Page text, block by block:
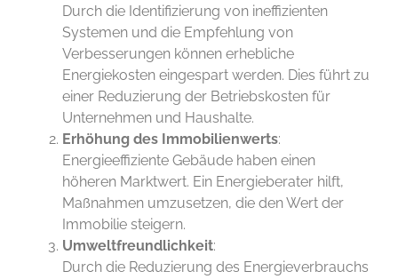
Durch die Identifizierung von ineffizienten
Systemen und die Empfehlung von
Verbesserungen können erhebliche
Energiekosten eingespart werden. Dies führt zu
einer Reduzierung der Betriebskosten für
Unternehmen und Haushalte.
Erhöhung des Immobilienwerts:
Energieeffiziente Gebäude haben einen
höheren Marktwert. Ein Energieberater hilft,
Maßnahmen umzusetzen, die den Wert der
Immobilie steigern.
Umweltfreundlichkeit:
Durch die Reduzierung des Energieverbrauchs